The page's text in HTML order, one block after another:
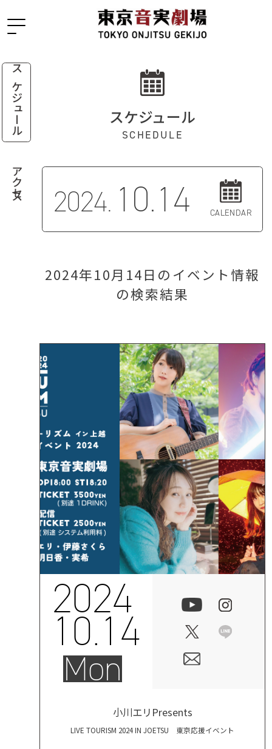
スケジュール
アクセス
スケジュール
SCHEDULE
2024. 10.14 CALENDAR
2024年10月14日のイベント情報
の検索結果
2024
10.14
Mon
小川エリPresents
LIVE TOURISM 2024 IN JOETSU 東京応援イベント